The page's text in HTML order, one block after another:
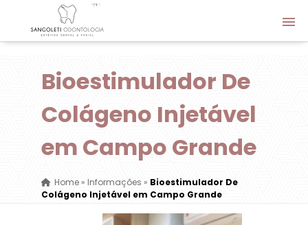
Bioestimulador De
Colágeno Injetável
em Campo Grande
Home» Informações » Bioestimulador De
Colágeno Injetável em Campo Grande